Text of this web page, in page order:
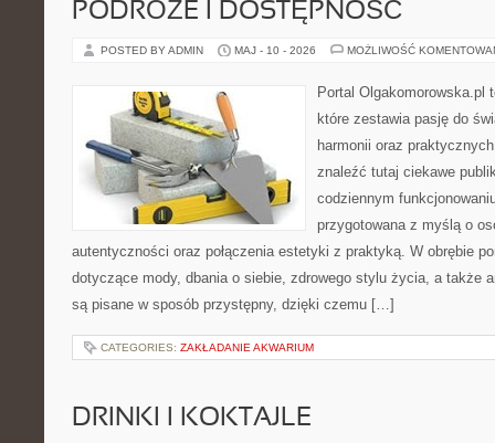
PODRÓŻE I DOSTĘPNOŚĆ
POSTED BY ADMIN MAJ - 10 - 2026 MOŻLIWOŚĆ
Portal Olgakomorowska.pl
które zestawia pasję do
harmonii oraz
znaleźć tutaj ciekawe
codziennym
przygotowana z myślą o
autentyczności oraz połączenia estetyki z praktyką. W obrębie
dotyczące mody, dbania o siebie, zdrowego stylu życia, a także
są pisane w sposób przystępny, dzięki czemu […]
CATEGORIES: ZAKŁADANIE AKWARIUM
DRINKI I KOKTAJLE